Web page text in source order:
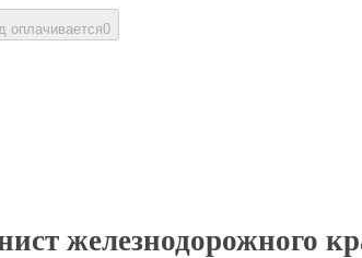
оплачивается0
железнодорожного